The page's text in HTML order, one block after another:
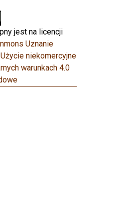
jest na licencji
Uznanie
niekomercyjne
warunkach 4.0